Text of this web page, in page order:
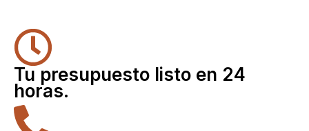
Tu presupuesto listo en 24
horas.